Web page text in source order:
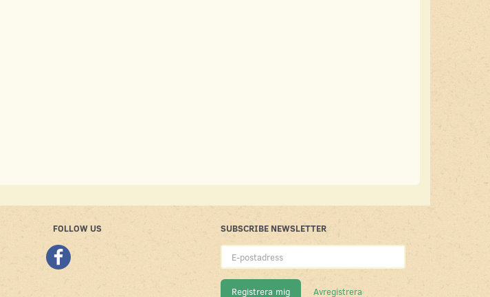
FOLLOW US
SUBSCRIBE NEWSLETTER
E-
postadress
Registrera mig Avregistrera